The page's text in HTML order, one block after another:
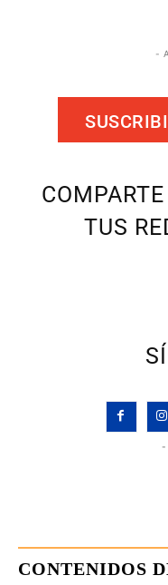
-
TUS
-
CONTENIDOS